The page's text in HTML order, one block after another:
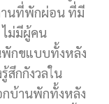
านที่พักผ่อน ที่มี
ไม่มีผู้คน
พักขแบบทั้งหลัง
สึกกังวลใน
กบ้านพักทั้งหลัง